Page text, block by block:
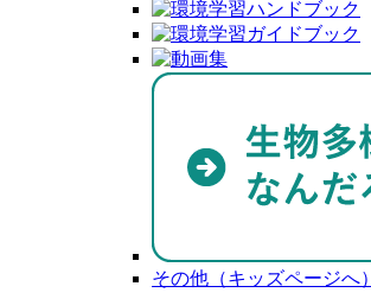
その他（キッズページへ）